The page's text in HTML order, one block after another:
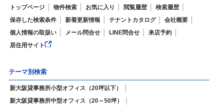
トップページ 物件検索 お気に入り 閲覧履歴
検索履歴
保存した検索条件
新着更新情報 テナントカタログ
会社概要
個人情報の取扱い
メール問合せ LINE問合せ
来店予約
居住用サイト
テーマ別検索
新大阪貸事務所小型オフィス（20坪以下）
新大阪貸事務所中型オフィス（20～50坪）